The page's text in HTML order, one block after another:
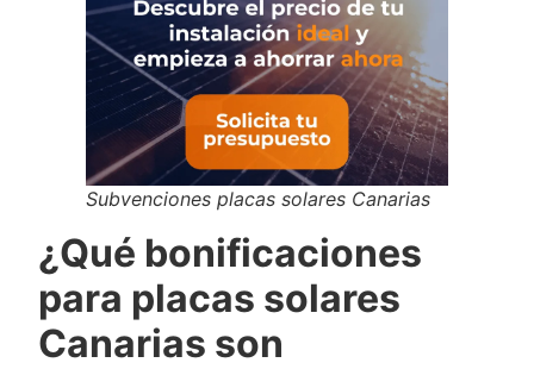
Subvenciones placas solares Canarias
¿Qué bonificaciones
para placas solares
Canarias son